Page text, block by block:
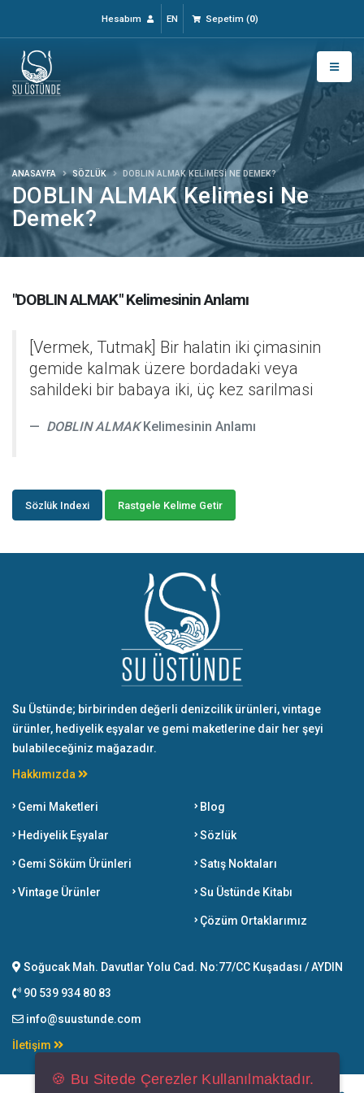
Hesabım EN Sepetim (0)
DOBLIN ALMAK Kelimesi Ne
Demek?
ANASAYFA SÖZLÜK DOBLIN ALMAK KELIMESI NE DEMEK?
"DOBLIN ALMAK" Kelimesinin Anlamı
[Vermek, Tutmak] Bir halatin iki çimasinin
gemide kalmak üzere bordadaki veya
sahildeki bir babaya iki, üç kez sarilmasi
DOBLIN ALMAKKelimesinin Anlamı
Sözlük Indexi Rastgele Kelime Getir
Su Üstünde; birbirinden değerli denizcilik ürünleri, vintage
ürünler, hediyelik eşyalar ve gemi maketlerine dair her şeyi
bulabileceğiniz mağazadır.
Hakkımızda
Gemi Maketleri
Hediyelik Eşyalar
Gemi Söküm Ürünleri
Vintage Ürünler
Blog
Sözlük
Satış Noktaları
Su Üstünde Kitabı
Çözüm Ortaklarımız
Soğucak Mah. Davutlar Yolu Cad. No:77/CC Kuşadası / AYDIN
90 539 934 80 83
info@suustunde.com
İletişim
🍪 Bu Sitede Çerezler Kullanılmaktadır.